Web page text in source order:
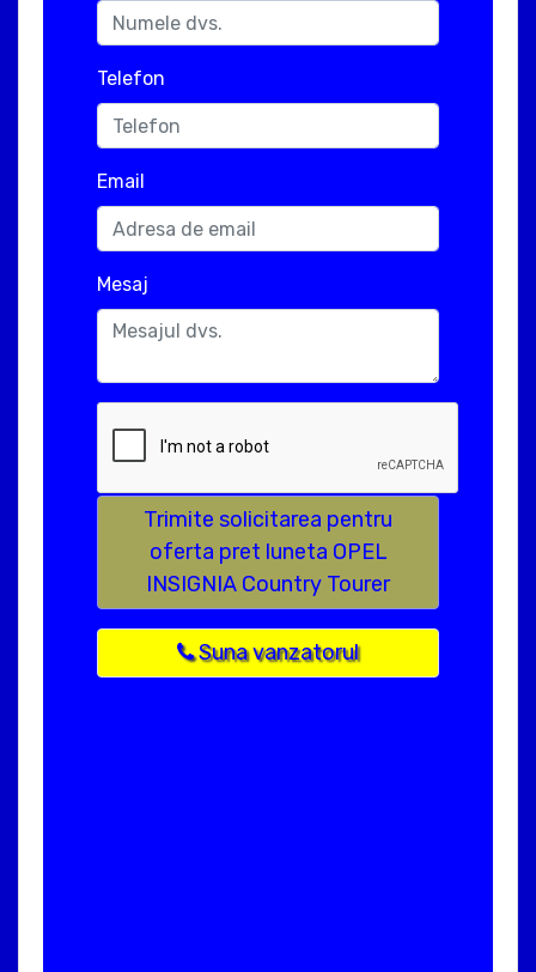
Telefon
Email
Mesaj
Trimite solicitarea pentru
oferta pret luneta OPEL
INSIGNIA Country Tourer
Suna vanzatorul